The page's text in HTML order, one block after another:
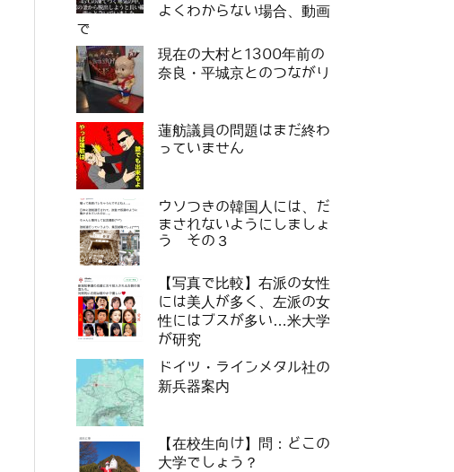
よくわからない場合、動画
で
現在の大村と1300年前の
奈良・平城京とのつながり
蓮舫議員の問題はまだ終わ
っていません
ウソつきの韓国人には、だ
まされないようにしましょ
う その３
【写真で比較】右派の女性
には美人が多く、左派の女
性にはブスが多い…米大学
が研究
ドイツ・ラインメタル社の
新兵器案内
【在校生向け】問：どこの
大学でしょう？